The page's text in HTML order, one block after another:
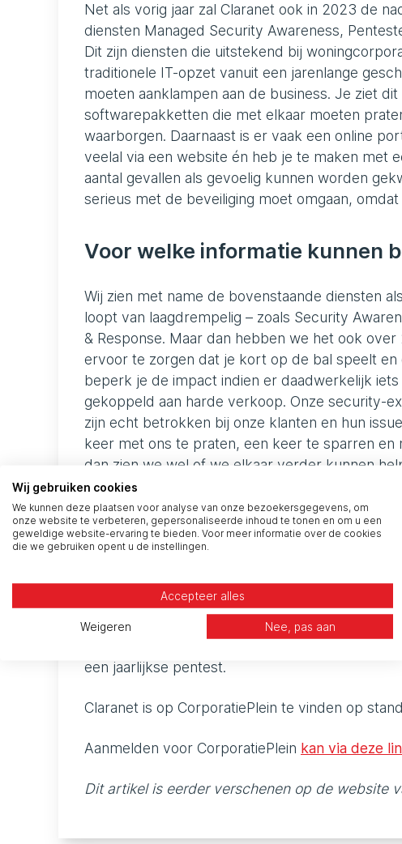
Net als vorig jaar zal Claranet ook in 2023 de
diensten Managed Security Awareness,
Dit zijn diensten die uitstekend bij
traditionele IT-opzet vanuit een jarenlange
moeten aanklampen aan de business. Je ziet
softwarepakketten die met elkaar moeten
waarborgen. Daarnaast is er vaak een online
veelal via een website én heb je te maken met
aantal gevallen als gevoelig kunnen worden
serieus met de beveiliging moet omgaan,
Voor welke informatie kunnen
Wij zien met name de bovenstaande diensten
loopt van laagdrempelig – zoals Security
& Response. Maar dan hebben we het ook
ervoor te zorgen dat je kort op de bal speelt
beperk je de impact indien er daadwerkelijk
gekoppeld aan harde verkoop. Onze security-
zijn echt betrokken bij onze klanten en hun
keer met ons te praten, een keer te sparren
dan zien we wel of we elkaar verder kunnen
Op welk vlak kunnen jullie
Cyber Security is één van de vijf pijlers van
kunnen meer leveren dan alleen Cyber
van digitale werkplekken, cloud, netwerken en
volledig ontzorgen op de complete IT. Hiermee
uitbesteden, van de gehele stack tot een
een jaarlijkse pentest.
Claranet is op CorporatiePlein te vinden op
Aanmelden voor CorporatiePlein kan via deze
Dit artikel is eerder verschenen op de website
Wij gebruiken cookies
We kunnen deze plaatsen voor analyse van onze bezoekersgegevens, om
onze website te verbeteren, gepersonaliseerde inhoud te tonen en om u een
geweldige website-ervaring te bieden. Voor meer informatie over de cookies
die we gebruiken opent u de instellingen.
Accepteer alles
Weigeren Nee, pas aan